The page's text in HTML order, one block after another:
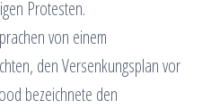
Protesten.
von einem
den Versenkungsplan vor
bezeichnete den